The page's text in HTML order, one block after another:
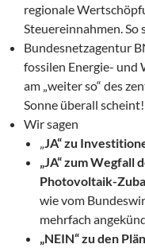
regionale
Steuereinnahmen. So
Bundesnetzagentur
fossilen Energie- und
am „weiter so“ des
Sonne überall scheint!
Wir sagen
„JA“ zu
„JA“ zum Wegfall
Photovoltaik-
wie vom
mehrfach
„NEIN“ zu den